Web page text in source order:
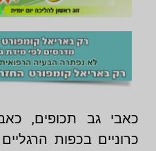
כאבי גב תכופים,
כרוניים בכפות